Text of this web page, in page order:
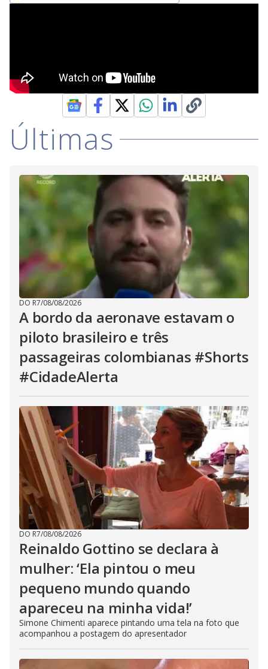
Últimas
DO R7/08/08/2026
A bordo da aeronave estavam o
piloto brasileiro e três
passageiras colombianas #Shorts
#CidadeAlerta
DO R7/08/08/2026
Reinaldo Gottino se declara à
mulher: ‘Ela pintou o meu
pequeno mundo quando
apareceu na minha vida!’
Simone Chimenti aparece pintando uma tela na foto que
acompanhou a postagem do apresentador